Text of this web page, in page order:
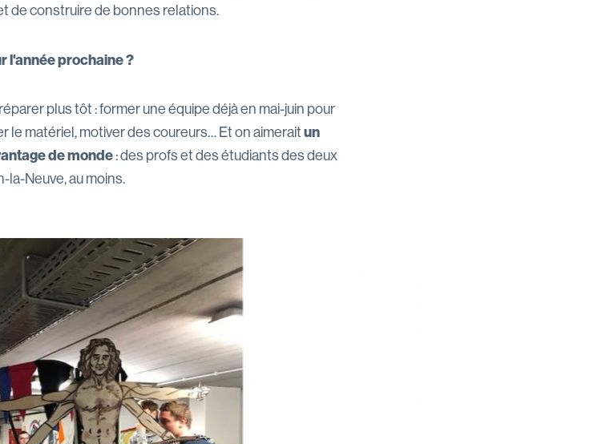
de construire de bonnes relations.
l'année prochaine ?
plus tôt : former une équipe déjà en mai-juin pour
le matériel, motiver des coureurs… Et on aimeraitun
de monde: des profs et des étudiants des deux
la-Neuve, au moins.